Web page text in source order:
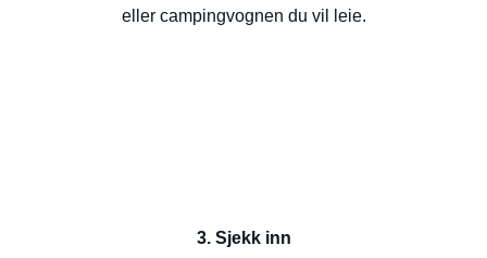
eller campingvognen du vil leie.
3. Sjekk inn